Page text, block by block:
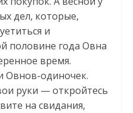
дел, которые,
и
половине года Овна
время.
Овнов-одиночек.
руки — откройтесь
на свидания,